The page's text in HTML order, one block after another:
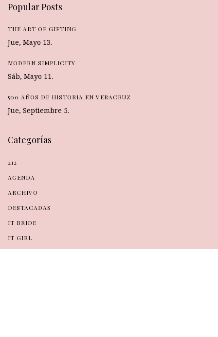
Popular Posts
THE ART OF GIFTING
Jue, Mayo 13.
MODERN SIMPLICITY
Sáb, Mayo 11.
500 AÑOS DE HISTORIA EN VERACRUZ
Jue, Septiembre 5.
Categorías
212
AGENDA
ARCHIVO
DESTACADAS
IT BRIDE
IT GIRL